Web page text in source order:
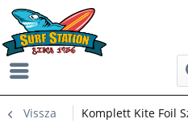
Vissza Komplett Kite Foil